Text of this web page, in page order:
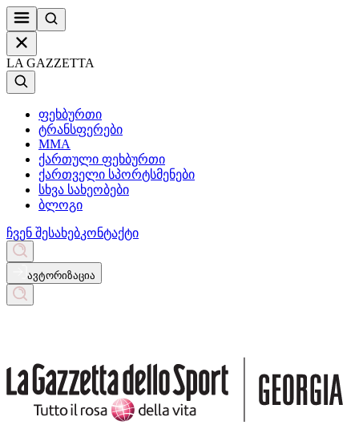
LA GAZZETTA
ფეხბურთი
ტრანსფერები
MMA
ქართული ფეხბურთი
ქართველი სპორტსმენები
სხვა სახეობები
ბლოგი
ჩვენ შესახებკონტაქტი
ავტორიზაცია